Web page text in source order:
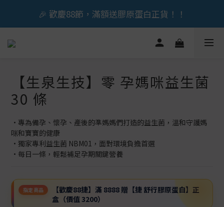
🎉 歡慶88節，滿額送膠原蛋白正貨！！
🎉 歡慶88節，滿額送膠原蛋白正貨！！
立即加入會員享『300元』購物金
【生泉生技】零 孕媽咪益生菌
30 條
•專為備孕、懷孕、產後的準媽媽們打造的益生菌，溫和守護媽
咪和寶寶的健康
•獨家專利益生菌 NBM01，面對環境負擔首選
•每日一條，輕鬆補足孕期關鍵營養
指定商品
【歡慶88捷】滿 8888 贈【捷 舒行膠原蛋白】正
盒（價值 3200）